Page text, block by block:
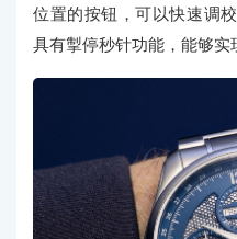
位置的按钮，可以快速调
具有掣停秒针功能，能够实